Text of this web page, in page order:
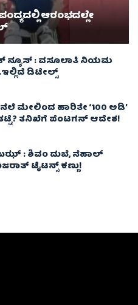
ಆರಂಭದಲ್ಲೇ
ನ್ಯೂಸ್ : ವಸೂಲಾತಿ ನಿಯಮ
ಡಿಟೇಲ್ಸ್
ಮೇಲಿಂದ ಹಾರಿತೇ ‘100 ಅಡಿ’
ತನಿಖೆಗೆ ಪೆಂಟಗನ್ ಆದೇಶ!
ಬಝ್ : ಶಿವಂ ದುಬೆ, ನೆಹಾಲ್
ಟೈಟನ್ಸ್ ಕಣ್ಣು!